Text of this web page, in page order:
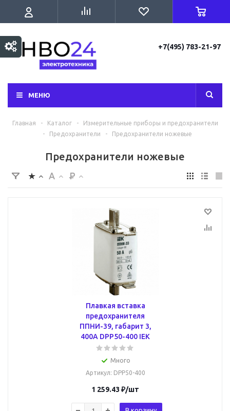
+7(495) 783-21-97
МЕНЮ
Главная - Каталог -
Измерительные приборы и предохранители
-
Предохранители - Предохранители ножевые
Предохранители ножевые
Плавкая вставка
предохранителя
ППНИ-39, габарит 3,
400А DPP50-400 IEK
Много
Артикул: DPP50-400
1 259.43 ₽/шт